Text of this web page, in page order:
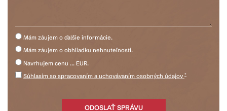
Mám záujem o ďalšie informácie.
Mám záujem o obhliadku nehnuteľnosti.
Navrhujem cenu ... EUR.
Súhlasím so spracovaním a uchovávaním osobných údajov *